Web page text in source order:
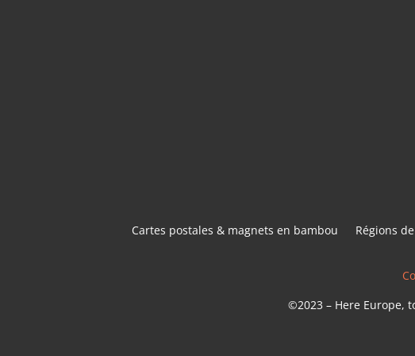
Cartes postales & magnets en bambou Régions
©2023 – Here Europe,